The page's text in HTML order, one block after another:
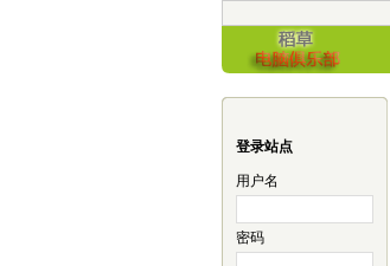
登录站点
用户名
密码